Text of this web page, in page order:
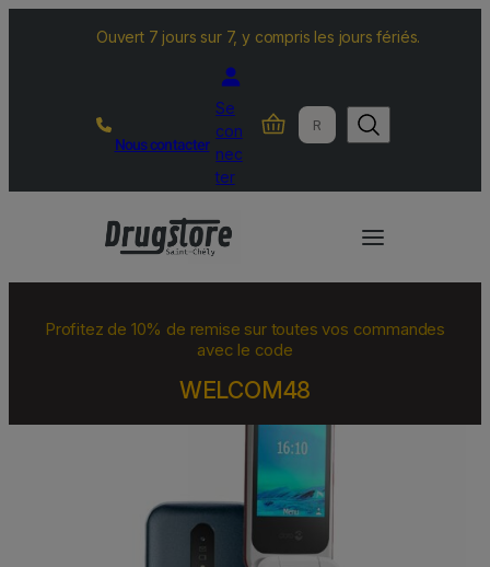
Ouvert 7 jours sur 7, y compris les jours fériés.
Nous contacter
Se
con
nec
ter
R
e
c
e
Profitez de 10% de remise sur toutes vos commandes
avec le code
WELCOM48